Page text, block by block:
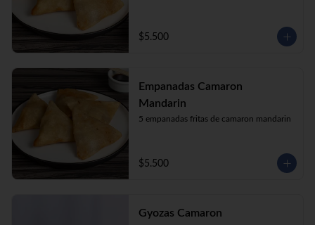
$5.500
Empanadas Camaron
Mandarin
5 empanadas fritas de camaron mandarin
$5.500
Gyozas Camaron